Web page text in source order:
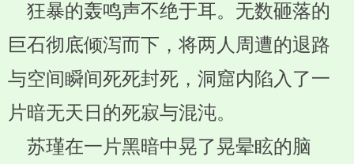
狂暴的轰鸣声不绝于耳。无数砸落的
巨石彻底倾泻而下，将两人周遭的退路
与空间瞬间死死封死，洞窟内陷入了一
片暗无天日的死寂与混沌。
苏瑾在一片黑暗中晃了晃晕眩的脑